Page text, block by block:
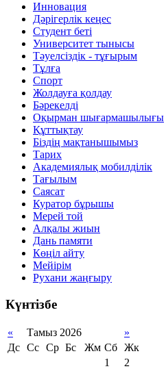
Инновация
Дәрігерлік кеңес
Студент беті
Университет тынысы
Тәуелсіздік - тұғырым
Тұлға
Спорт
Жолдауға қолдау
Бәрекелді
Оқырман шығармашылығы
Құттықтау
Біздің мақтанышымыз
Тарих
Академиялық мобилділік
Тағылым
Саясат
Куратор бұрышы
Мерей той
Алқалы жиын
Дань памяти
Көңіл айту
Мейірім
Рухани жаңғыру
Күнтізбе
« Тамыз 2026
»
Дс Сс Ср Бс Жм Сб Жк
1
2